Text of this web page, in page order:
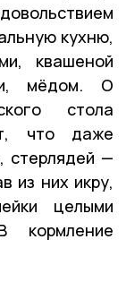
кухню,
квашеной
мёдом. О
стола
что даже
стерлядей —
из них икру,
целыми
кормление